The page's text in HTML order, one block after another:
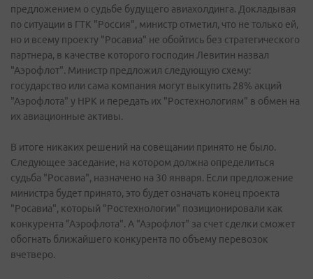
предложением о судьбе будущего авиахолдинга. Докладывая
по ситуации в ГТК "Россия", министр отметил, что не только ей,
но и всему проекту "Росавиа" не обойтись без стратегического
партнера, в качестве которого господин Левитин назвал
"Аэрофлот". Министр предложил следующую схему:
государство или сама компания могут выкупить 28% акций
"Аэрофлота" у НРК и передать их "Ростехнологиям" в обмен на
их авиационные активы.
В итоге никаких решений на совещании принято не было.
Следующее заседание, на котором должна определиться
судьба "Росавиа", назначено на 30 января. Если предложение
министра будет принято, это будет означать конец проекта
"Росавиа", который "Ростехнологии" позиционировали как
конкурента "Аэрофлота". А "Аэрофлот" за счет сделки сможет
обогнать ближайшего конкурента по объему перевозок
вчетверо.